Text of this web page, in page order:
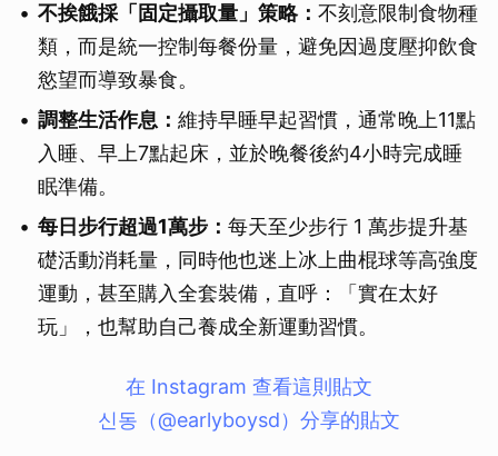
不挨餓採「固定攝取量」策略： 不刻意限制食物種
類，而是統一控制每餐份量，避免因過度壓抑飲食
慾望而導致暴食。
調整生活作息： 維持早睡早起習慣，通常晚上11點
入睡、早上7點起床，並於晚餐後約4小時完成睡
眠準備。
每日步行超過1萬步： 每天至少步行 1 萬步提升基
礎活動消耗量，同時他也迷上冰上曲棍球等高強度
運動，甚至購入全套裝備，直呼：「實在太好
玩」，也幫助自己養成全新運動習慣。
在 Instagram 查看這則貼文
신동（@earlyboysd）分享的貼文